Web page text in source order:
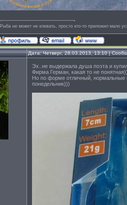
Рыба не может не клевать, просто кто-то приложил мало
Дата: Четверг, 28.03.2013, 13:10 |
Эх..не выдержала душа поэта и
Фирма Герман, какая то не
Но по форме отличный, нормальные
понедельник)))